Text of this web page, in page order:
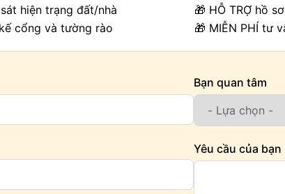
hiện trạng đất/nhà
🎁 HỖ TRỢ hồ
cổng và tường rào
🎁 MIỄN PHÍ tư
Bạn quan tâm
Yêu cầu của bạn